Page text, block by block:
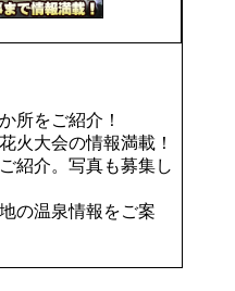
所をご紹介！
火大会の情報満載！
紹介。写真も募集し
の温泉情報をご案